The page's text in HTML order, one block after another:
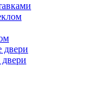
двери